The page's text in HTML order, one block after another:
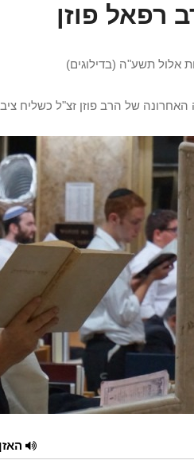
רפאל פוזן
אלול תשע"ה (בדילוגים)
של הרב פוזן זצ"ל כשליח